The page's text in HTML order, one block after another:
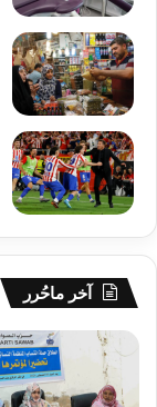
آخر ماحُرر